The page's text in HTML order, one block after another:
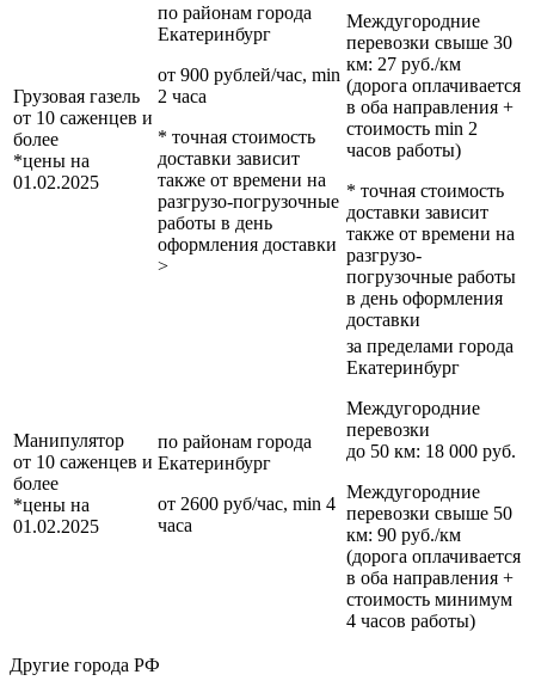
Грузовая газель
от 10 саженцев и
более
*цены на
01.02.2025
по районам города
Екатеринбург
от 900 рублей/час, min
2 часа
* точная стоимость
доставки зависит
также от времени на
разгрузо-погрузочные
работы в день
оформления доставки
>
Междугородние
перевозки свыше 30
км: 27 руб./км
(дорога оплачивается
в оба направления +
стоимость min 2
часов работы)
* точная стоимость
доставки зависит
также от времени на
разгрузо-
погрузочные работы
в день оформления
доставки
Манипулятор
от 10 саженцев и
более
*цены на
01.02.2025
по районам города
Екатеринбург
от 2600 руб/час, min 4
часа
за пределами города
Екатеринбург
Междугородние
перевозки
до 50 км: 18 000 руб.
Междугородние
перевозки свыше 50
км: 90 руб./км
(дорога оплачивается
в оба направления +
стоимость минимум
4 часов работы)
Другие города РФ